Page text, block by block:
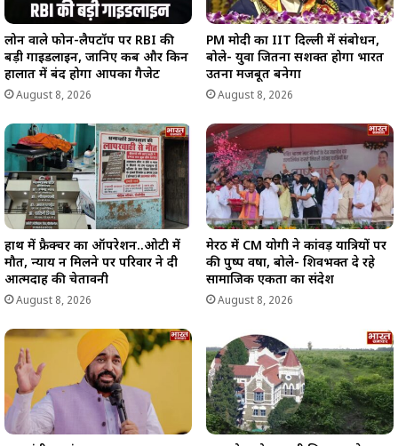
लोन वाले फोन-लैपटॉप पर RBI की
बड़ी गाइडलाइन, जानिए कब और किन
हालात में बंद होगा आपका गैजेट
August 8, 2026
PM मोदी का IIT दिल्ली में संबोधन,
बोले- युवा जितना सशक्त होगा भारत
उतना मजबूत बनेगा
August 8, 2026
हाथ में फ्रैक्चर का ऑपरेशन..ओटी में
मौत, न्याय न मिलने पर परिवार ने दी
आत्मदाह की चेतावनी
August 8, 2026
मेरठ में CM योगी ने कांवड़ यात्रियों पर
की पुष्प वर्षा, बोले- शिवभक्त दे रहे
सामाजिक एकता का संदेश
August 8, 2026